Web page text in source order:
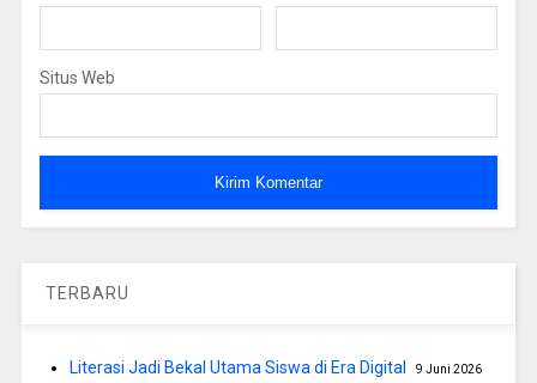
Situs Web
TERBARU
Literasi Jadi Bekal Utama Siswa di Era Digital 9 Juni 2026